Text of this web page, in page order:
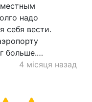
надо
себя вести.
больше.…
4 місяця назад